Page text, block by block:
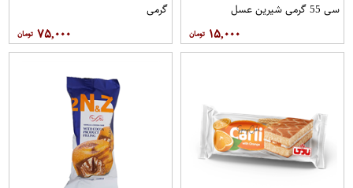
سی 55 گرمی شیرین عسل
۱۵,۰۰۰
گرمی
۷۵,۰۰۰